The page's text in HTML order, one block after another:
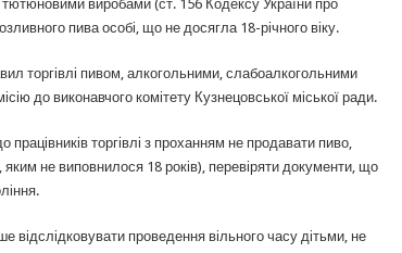
виробами (ст. 156 Кодексу України про
пива особі, що не досягла 18-річного віку.
торгівлі пивом, алкогольними, слабоалкогольними
до виконавчого комітету Кузнецовської міської ради.
торгівлі з проханням не продавати пиво,
не виповнилося 18 років), перевіряти документи, що
проведення вільного часу дітьми, не